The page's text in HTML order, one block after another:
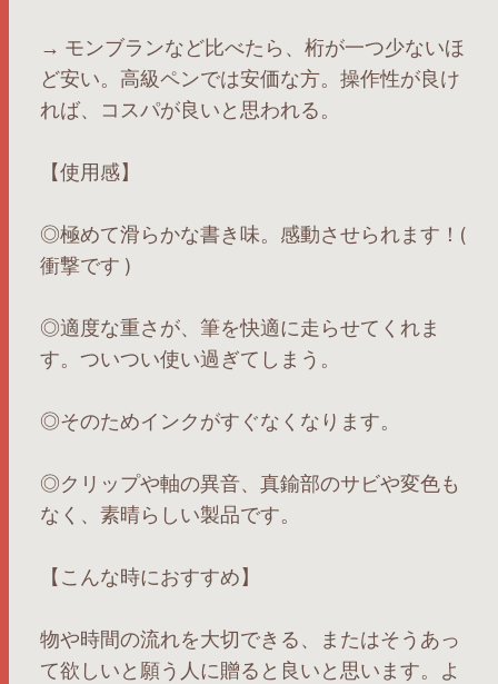
→ モンブランなど比べたら、桁が一つ少ないほ
ど安い。高級ペンでは安価な方。操作性が良け
れば、コスパが良いと思われる。
【使用感】
◎極めて滑らかな書き味。感動させられます！(
衝撃です )
◎適度な重さが、筆を快適に走らせてくれま
す。ついつい使い過ぎてしまう。
◎そのためインクがすぐなくなります。
◎クリップや軸の異音、真鍮部のサビや変色も
なく、素晴らしい製品です。
【こんな時におすすめ】
物や時間の流れを大切できる、またはそうあっ
て欲しいと願う人に贈ると良いと思います。よ